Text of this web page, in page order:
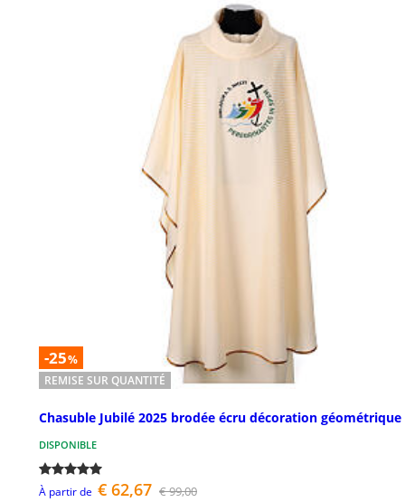
-25%
REMISE SUR QUANTITÉ
Chasuble Jubilé 2025 brodée écru décoration géométrique
DISPONIBLE
À partir de € 62,67 € 99,00